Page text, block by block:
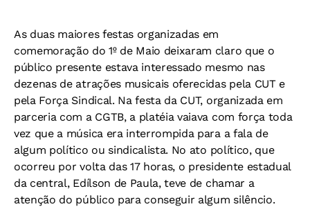
As duas maiores festas organizadas em
comemoração do 1º de Maio deixaram claro que o
público presente estava interessado mesmo nas
dezenas de atrações musicais oferecidas pela CUT e
pela Força Sindical. Na festa da CUT, organizada em
parceria com a CGTB, a platéia vaiava com força toda
vez que a música era interrompida para a fala de
algum político ou sindicalista. No ato político, que
ocorreu por volta das 17 horas, o presidente estadual
da central, Edílson de Paula, teve de chamar a
atenção do público para conseguir algum silêncio.